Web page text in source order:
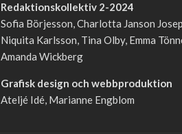
Redaktionskollektiv 2-2024
Sofia Börjesson, Charlotta Janson
Niquita Karlsson, Tina Olby, Emma
Amanda Wickberg
Grafisk design och webbproduktion
Ateljé Idé, Marianne Engblom